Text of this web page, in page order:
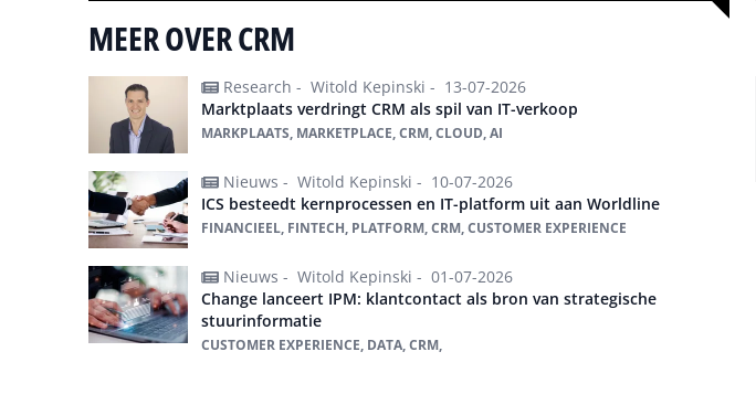
MEER OVER CRM
Research - Witold Kepinski - 13-07-2026
Marktplaats verdringt CRM als spil van IT-verkoop
MARKPLAATS, MARKETPLACE, CRM, CLOUD, AI
Nieuws - Witold Kepinski - 10-07-2026
ICS besteedt kernprocessen en IT-platform uit aan Worldline
FINANCIEEL, FINTECH, PLATFORM, CRM, CUSTOMER EXPERIENCE
Nieuws - Witold Kepinski - 01-07-2026
Change lanceert IPM: klantcontact als bron van strategische
stuurinformatie
CUSTOMER EXPERIENCE, DATA, CRM,